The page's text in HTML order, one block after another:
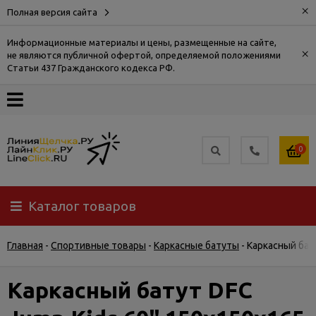
Полная версия сайта ×
Информационные материалы и цены, размещенные на сайте,
не являются публичной офертой, определяемой положениями
Статьи 437 Гражданского кодекса РФ.
×
О
Доставка
Самовывоз
Гарантия
0
Каталог товаров
Главная - Спортивные товары - Каркасные батуты - Каркасный
Каркасный батут DFC